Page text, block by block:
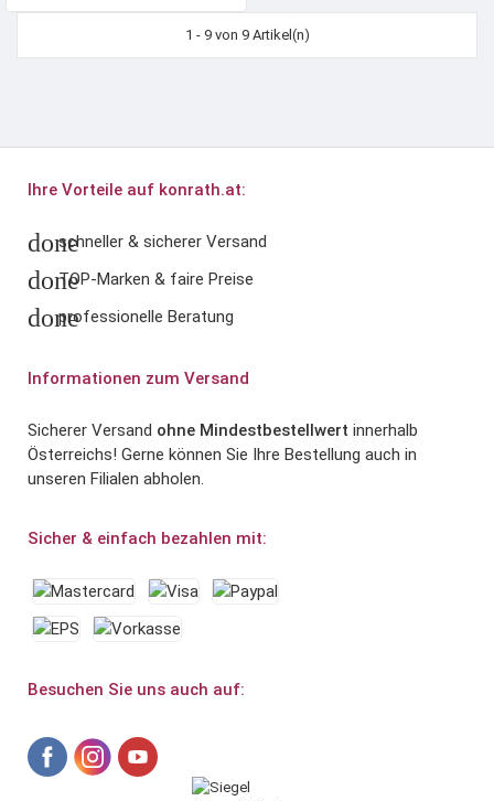
1 - 9 von 9 Artikel(n)
Ihre Vorteile auf konrath.at:
doneschneller & sicherer Versand
doneTOP-Marken & faire Preise
doneprofessionelle Beratung
Informationen zum Versand
Sicherer Versand ohne Mindestbestellwert innerhalb
Österreichs! Gerne können Sie Ihre Bestellung auch in
unseren Filialen abholen.
Sicher & einfach bezahlen mit:
Besuchen Sie uns auch auf: